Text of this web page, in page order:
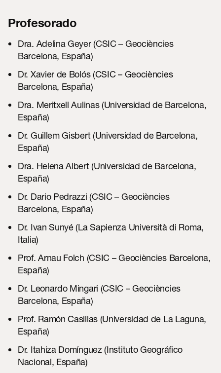
Profesorado
Dra. Adelina Geyer (CSIC – Geociències
Barcelona, España)
Dr. Xavier de Bolós (CSIC – Geociències
Barcelona, España)
Dra. Meritxell Aulinas (Universidad de Barcelona,
España)
Dr. Guillem Gisbert (Universidad de Barcelona,
España)
Dra. Helena Albert (Universidad de Barcelona,
España)
Dr. Dario Pedrazzi (CSIC – Geociències
Barcelona, España)
Dr. Ivan Sunyé (La Sapienza Università di Roma,
Italia)
Prof. Arnau Folch (CSIC – Geociències Barcelona,
España)
Dr. Leonardo Mingari (CSIC – Geociències
Barcelona, España)
Prof. Ramón Casillas (Universidad de La Laguna,
España)
Dr. Itahiza Domínguez (Instituto Geográfico
Nacional, España)